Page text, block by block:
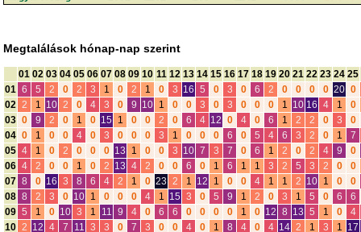
Megtalálások hónap-nap szerint
01 02 03 04 05 06 07 08 09 10 11 12 13 14 15 16 17 18 19 20 21 22 23 24 25
01 6 5 2 0 2 3 1 0 2 1 0 3 16 5 0 3 0 6 2 0 0 0 0 20 0
02
2 1 10 2 0 4 3 0 9 10 1 0 0 3 0 3 0 0 0 1 10 16 4 1
0
03 0 9 2 0 1 0 15 1 0 0 2 0 6 4 12 0 4 0 6 1 2 2 0 3
0
04 0 1 0 0 4 0 3 0 0 0 3 1 0 0 0 6 0 5 4 6 3 2 0 1
7
05 4 1 0 2 0 0 0 13 1 0 0 3 10 7 3 7 0 6 1 2 0 2 4 9
0
06 4 2 0 0 1 0 2 13 4 2 0 0 6 0 1 6 1 1 3 2 5 3 2 0
0
07 8 0 16 3 8 6 4 2 1 0 23 2 1 12 1 0 0 4 1 1 2 10 1 0
0
08 8 2 3 0 10 1 0 0 0 4 1 15 3 0 5 9 1 2 0 3 1 5 0 6
6
09 5 1 0 10 3 1 11 9 4 0 6 6 0 0 0 0 1 0 12 8 13 5 1 0
4
10 2 12 4 7 11 3 3 0 7 3 0 0 4 0 1 8 4 0 4 14 2 1 3 1
17